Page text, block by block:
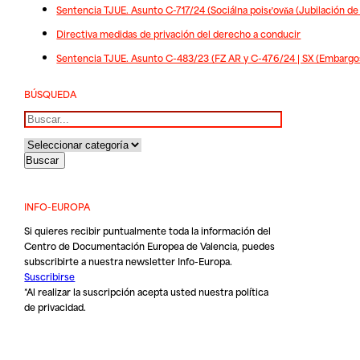
Sentencia TJUE. Asunto C-717/24 (Sociálna poisťovňa (Jubilación
Directiva medidas de privación del derecho a conducir
Sentencia TJUE. Asunto C-483/23 (FZ AR y C-476/24 | SX
BÚSQUEDA
Buscar
INFO-EUROPA
Si quieres recibir puntualmente toda la información del
Centro de Documentación Europea de Valencia, puedes
subscribirte a nuestra newsletter Info-Europa.
Suscribirse
*Al realizar la suscripción acepta usted nuestrapolítica
de privacidad.